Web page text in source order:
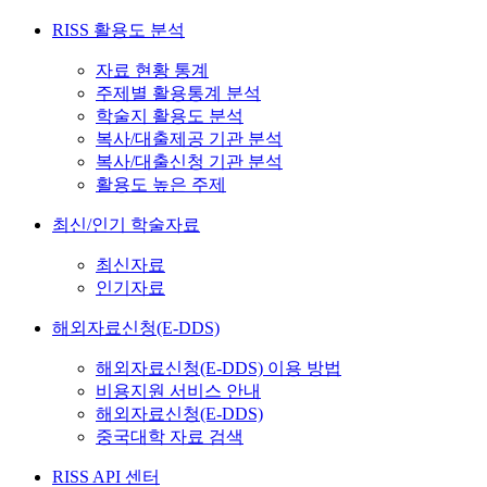
RISS 활용도 분석
자료 현황 통계
주제별 활용통계 분석
학술지 활용도 분석
복사/대출제공 기관 분석
복사/대출신청 기관 분석
활용도 높은 주제
최신/인기 학술자료
최신자료
인기자료
해외자료신청(E-DDS)
해외자료신청(E-DDS) 이용 방법
비용지원 서비스 안내
해외자료신청(E-DDS)
중국대학 자료 검색
RISS API 센터